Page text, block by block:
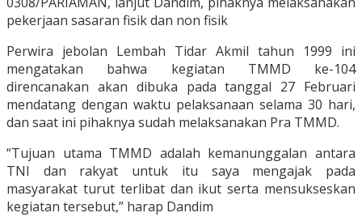
pekerjaan sasaran fisik dan non fisik
Perwira jebolan Lembah Tidar Akmil tahun 1999 ini
mengatakan bahwa kegiatan TMMD ke-104
direncanakan akan dibuka pada tanggal 27 Februari
mendatang dengan waktu pelaksanaan selama 30 hari,
dan saat ini pihaknya sudah melaksanakan Pra TMMD.
“Tujuan utama TMMD adalah kemanunggalan antara
TNI dan rakyat untuk itu saya mengajak pada
masyarakat turut terlibat dan ikut serta mensukseskan
kegiatan tersebut,” harap Dandim